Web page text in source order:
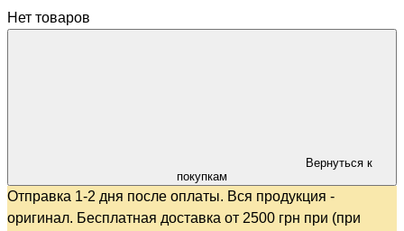
Нет товаров
Вернуться к
покупкам
Отправка 1-2 дня после оплаты. Вся продукция -
оригинал. Бесплатная доставка от 2500 грн при (при